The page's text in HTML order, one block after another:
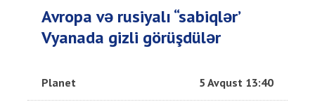
Avropa və rusiyalı “sabiqlər’
Vyanada gizli görüşdülər
Planet 5 Avqust 13:40